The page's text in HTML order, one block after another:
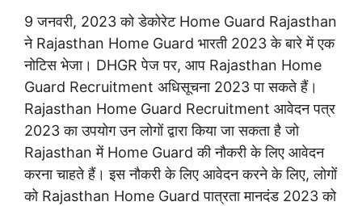
9 जनवरी, 2023 को डेकोरेट Home Guard Rajasthan
ने Rajasthan Home Guard भारती 2023 के बारे में एक
नोटिस भेजा। DHGR पेज पर, आप Rajasthan Home
Guard Recruitment अधिसूचना 2023 पा सकते हैं।
Rajasthan Home Guard Recruitment आवेदन पत्र
2023 का उपयोग उन लोगों द्वारा किया जा सकता है जो
Rajasthan में Home Guard की नौकरी के लिए आवेदन
करना चाहते हैं। इस नौकरी के लिए आवेदन करने के लिए, लोगों
को Rajasthan Home Guard पात्रता मानदंड 2023 को